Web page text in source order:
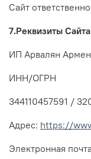
Сайт
7.Реквизиты Сайта
ИП Арвалян
ИНН/ОГРН
344110457591 /
Адрес: https://
Электронная